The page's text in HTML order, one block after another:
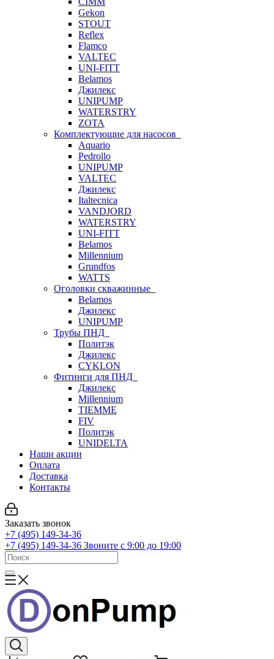
Gekon
STOUT
Reflex
Flamco
VALTEC
UNI-FITT
Belamos
Джилекс
UNIPUMP
WATERSTRY
ZOTA
Комплектующие для насосов
Aquario
Pedrollo
UNIPUMP
VALTEC
Джилекс
Italtecnica
VANDJORD
WATERSTRY
UNI-FITT
Belamos
Millennium
Grundfos
WATTS
Оголовки скважинные
Belamos
Джилекс
UNIPUMP
Трубы ПНД
Политэк
Джилекс
CYKLON
Фитинги для ПНД
Джилекс
Millennium
TIEMME
FIV
Политэк
UNIDELTA
Наши акции
Оплата
Доставка
Контакты
Заказать звонок
+7 (495) 149-34-36
+7 (495) 149-34-36 Звоните с 9:00 до 19:00